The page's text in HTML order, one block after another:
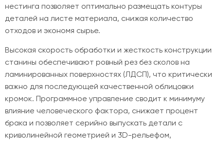
нестинга позволяет оптимально размещать контуры
деталей на листе материала, снижая количество
отходов и экономя сырье.
Высокая скорость обработки и жесткость конструкции
станины обеспечивают ровный рез без сколов на
ламинированных поверхностях (ЛДСП), что критически
важно для последующей качественной облицовки
кромок. Программное управление сводит к минимуму
влияние человеческого фактора, снижает процент
брака и позволяет серийно выпускать детали с
криволинейной геометрией и 3D-рельефом,